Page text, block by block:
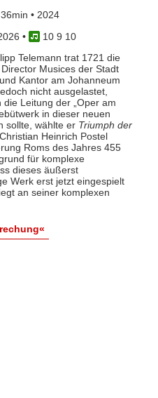
• 2024
•
10 9 10
Telemann trat 1721 die
Musices der Stadt
Kantor am Johanneum
nicht ausgelastet,
Leitung der „Oper am
in dieser neuen
sollte, wählte er Triumph der
Heinrich Postel
Roms des Jahres 455
für komplexe
dieses äußerst
Werk erst jetzt eingespielt
an seiner komplexen